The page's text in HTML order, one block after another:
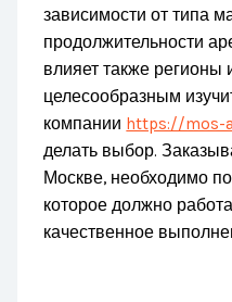
зависимости от типа
продолжительности
влияет также регионы
целесообразным
компании https://mos-
делать выбор.
Москве, необходимо
которое должно
качественное